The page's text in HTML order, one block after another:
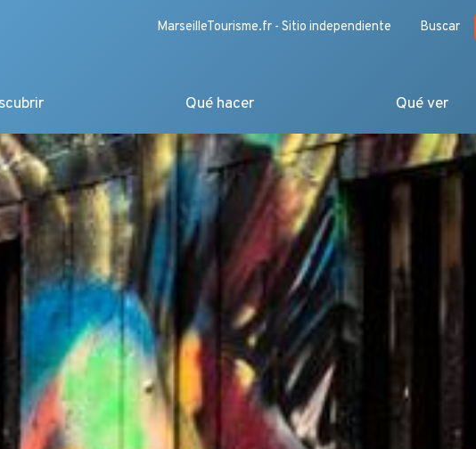
MarseilleTourisme.fr - Sitio independiente Buscar
Qué hacer Qué ver